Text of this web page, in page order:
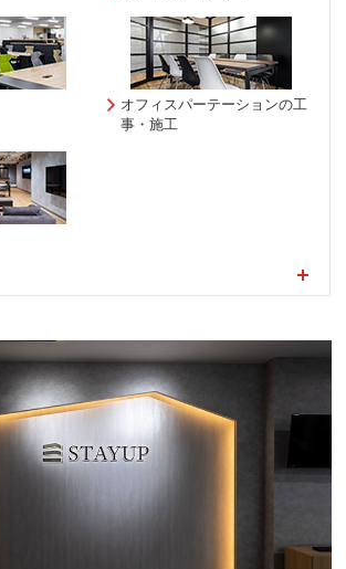
オフィスパーテーションの工
事・施工